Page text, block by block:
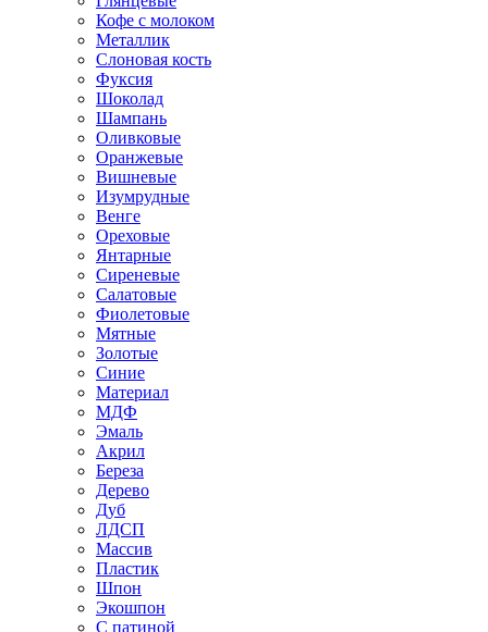
Кофе с молоком
Металлик
Слоновая кость
Фуксия
Шоколад
Шампань
Оливковые
Оранжевые
Вишневые
Изумрудные
Венге
Ореховые
Янтарные
Сиреневые
Салатовые
Фиолетовые
Мятные
Золотые
Синие
Материал
МДФ
Эмаль
Акрил
Береза
Дерево
Дуб
ЛДСП
Массив
Пластик
Шпон
Экошпон
С патиной